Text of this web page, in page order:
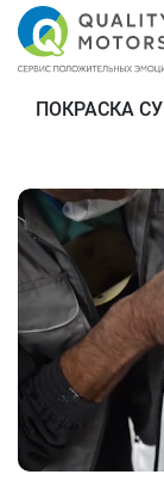
ПОКРАСКА